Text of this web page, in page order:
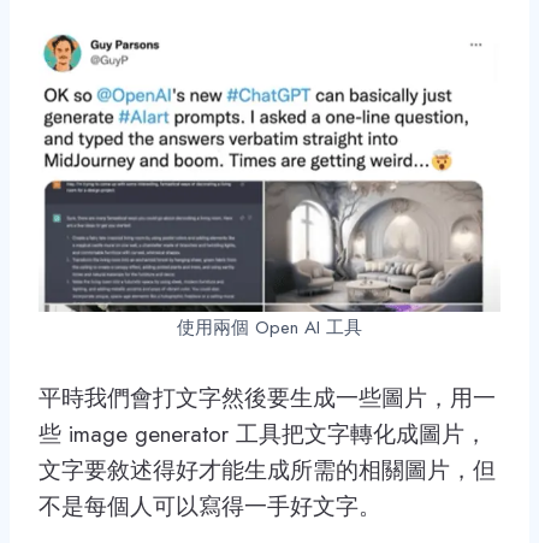
使用兩個 Open AI 工具
平時我們會打文字然後要生成一些圖片，用一
些 image generator 工具把文字轉化成圖片，
文字要敘述得好才能生成所需的相關圖片，但
不是每個人可以寫得一手好文字。